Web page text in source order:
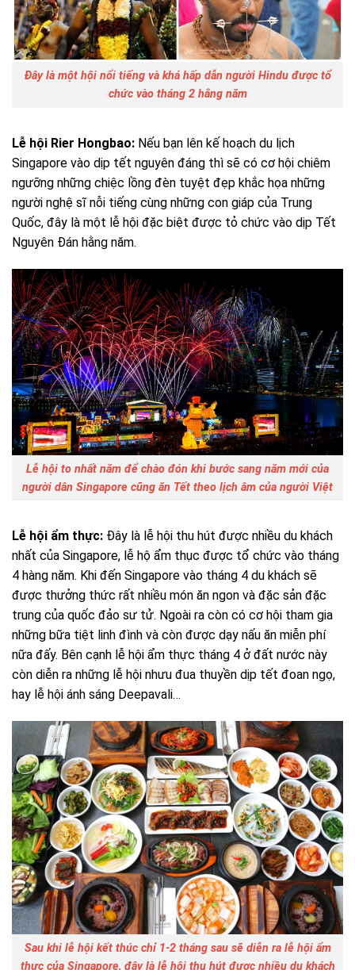
Đây là một hội nổi tiếng và khá hấp dẫn người Hindu được tổ
chức vào tháng 2 hằng năm
Lễ hội Rier Hongbao: Nếu bạn lên kế hoạch du lịch
Singapore vào dịp tết nguyên đáng thì sẽ có cơ hội chiêm
ngưỡng những chiệc lồng đèn tuyệt đẹp khắc họa những
người nghệ sĩ nỗi tiếng cùng những con giáp của Trung
Quốc, đây là một lễ hội đặc biệt được tỏ chức vào dịp Tết
Nguyên Đán hằng năm.
Lễ hội to nhất năm để chào đón khi bước sang năm mới của
người dân Singapore cũng ăn Tết theo lịch âm của người Việt
Lễ hội ẩm thực: Đây là lễ hội thu hút được nhiều du khách
nhất của Singapore, lễ hộ ẩm thục được tổ chức vào tháng
4 hàng năm. Khi đến Singapore vào tháng 4 du khách sẽ
được thưởng thức rất nhiều món ăn ngon và đặc sản đặc
trung của quốc đảo sư tử. Ngoài ra còn có cơ hội tham gia
những bữa tiệt linh đình và còn được dạy nấu ăn miễn phí
nữa đấy. Bên cạnh lễ hội ẩm thực tháng 4 ở đất nước này
còn diễn ra những lễ hội nhưu đua thuyền dịp tết đoan ngọ,
hay lễ hội ánh sáng Deepavali…
Sau khi lễ hội kết thúc chỉ 1-2 tháng sau sẽ diễn ra lễ hội ẩm
thực của Singapore, đây là lễ hội thu hút được nhiều du khách